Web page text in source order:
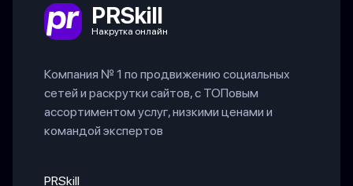
PRSkill
Накрутка онлайн
Компания № 1 по продвижению социальных
сетей и раскрутки сайтов, с ТОПовым
ассортиментом услуг, низкими ценами и
командой экспертов
PRSkill